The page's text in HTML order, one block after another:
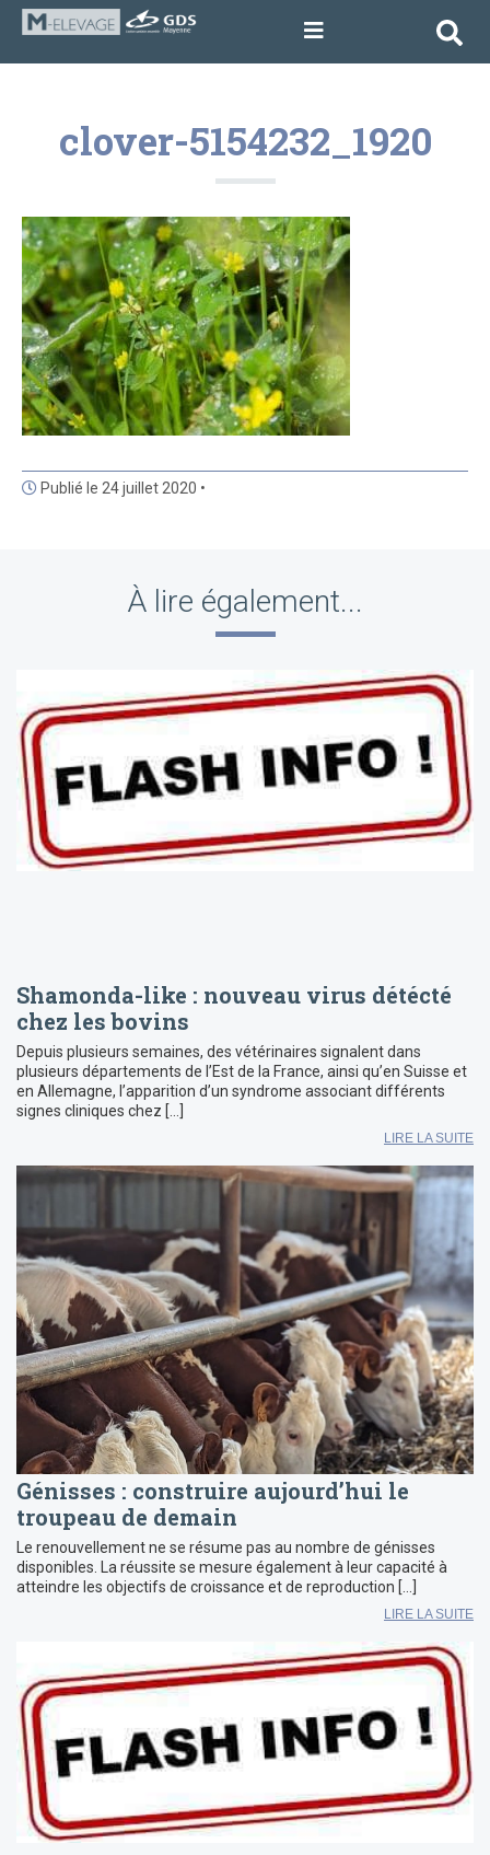
clover-5154232_1920
Publié le 24 juillet 2020 •
À lire également...
Shamonda-like : nouveau virus détécté
chez les bovins
Depuis plusieurs semaines, des vétérinaires signalent dans
plusieurs départements de l’Est de la France, ainsi qu’en Suisse et
en Allemagne, l’apparition d’un syndrome associant différents
signes cliniques chez […]
LIRE LA SUITE
Génisses : construire aujourd’hui le
troupeau de demain
Le renouvellement ne se résume pas au nombre de génisses
disponibles. La réussite se mesure également à leur capacité à
atteindre les objectifs de croissance et de reproduction […]
LIRE LA SUITE